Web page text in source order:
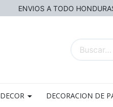
ENVIOS A TODO
DECOR DECORACION DE